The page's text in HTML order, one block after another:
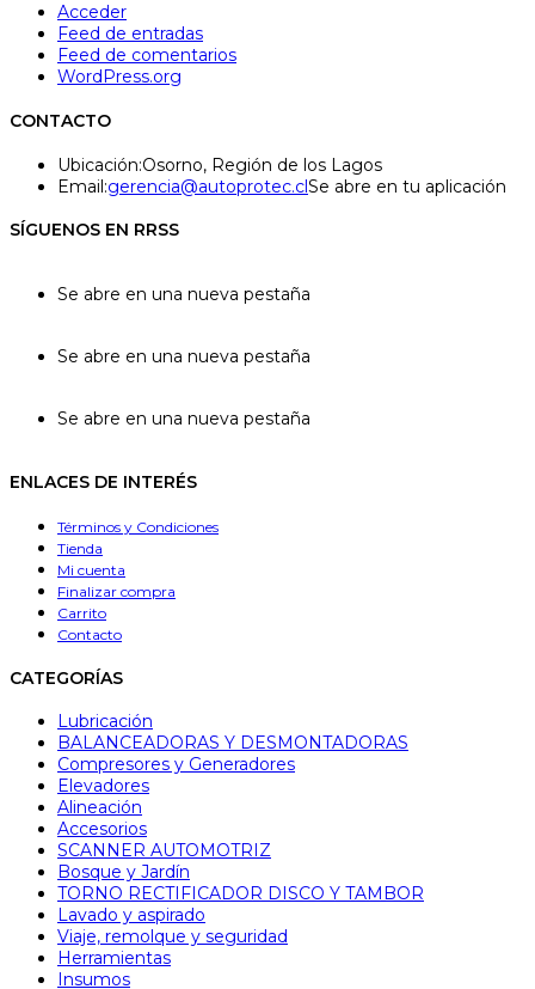
Acceder
Feed de entradas
Feed de comentarios
WordPress.org
CONTACTO
Ubicación:Osorno, Región de los Lagos
Email:gerencia@autoprotec.clSe abre en tu aplicación
SÍGUENOS EN RRSS
Se abre en una nueva pestaña
Se abre en una nueva pestaña
Se abre en una nueva pestaña
ENLACES DE INTERÉS
Términos y Condiciones
Tienda
Mi cuenta
Finalizar compra
Carrito
Contacto
CATEGORÍAS
Lubricación
BALANCEADORAS Y DESMONTADORAS
Compresores y Generadores
Elevadores
Alineación
Accesorios
SCANNER AUTOMOTRIZ
Bosque y Jardín
TORNO RECTIFICADOR DISCO Y TAMBOR
Lavado y aspirado
Viaje, remolque y seguridad
Herramientas
Insumos